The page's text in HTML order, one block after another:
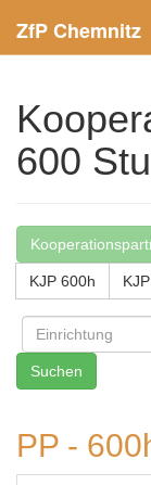
ZfP Chemnitz
600
KJP 600h
PP -